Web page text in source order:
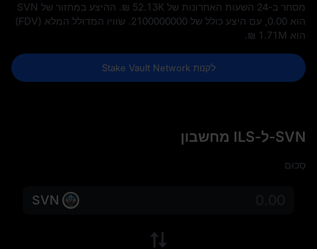
מסחר ב-24 השעות האחרונות של
₪ 52.13K
. ההיצע במחזור של SVN
הוא 0.00 , עם היצע כולל של 2100000000
. שוויו המדולל המלא (FDV)
הוא ₪ 1.71M
לקנות Stake Vault Network
SVN-ל-ILS מחשבון
סְכוּם
SVN